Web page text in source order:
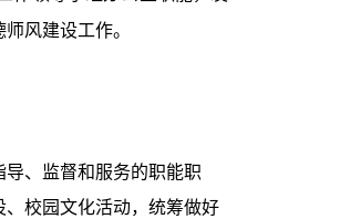
风建设工作。
、监督和服务的职能职
校园文化活动，统筹做好